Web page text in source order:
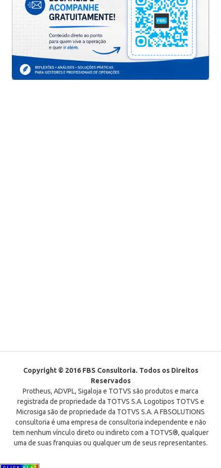
Copyright © 2016 FBS Consultoria. Todos os Direitos
Reservados
Protheus, ADVPL, Sigaloja e TOTVS são produtos e marca
registrada de propriedade da TOTVS S.A. Logotipos TOTVS e
Microsiga são de propriedade da TOTVS S.A. A FBSOLUTIONS
consultoria é uma empresa de consultoria independente e não
tem nenhum vínculo direto ou indireto com a TOTVS®, qualquer
uma de suas franquias ou qualquer um de seus representantes.